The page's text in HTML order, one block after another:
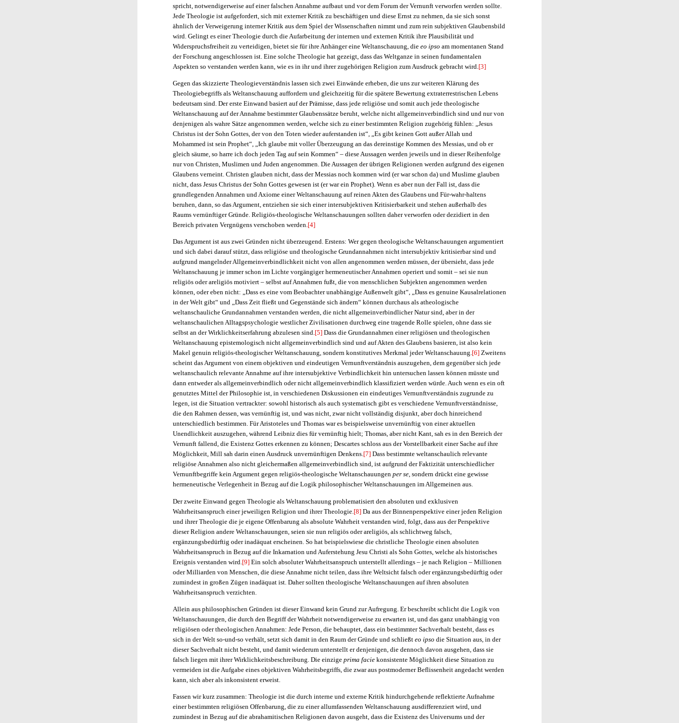
spricht, notwendigerweise auf einer falschen Annahme aufbaut und vor dem Forum der Vernunft verworfen werden sollte.
Jede Theologie ist aufgefordert, sich mit externer Kritik zu beschäftigen und diese Ernst zu nehmen, da sie sich sonst
ähnlich der Verweigerung interner Kritik aus dem Spiel der Wissenschaften nimmt und zum rein subjektiven Glaubensbild
wird. Gelingt es einer Theologie durch die Aufarbeitung der internen und externen Kritik ihre Plausibilität und
Widerspruchsfreiheit zu verteidigen, bietet sie für ihre Anhänger eine Weltanschauung, die eo ipso am momentanen Stand
der Forschung angeschlossen ist. Eine solche Theologie hat gezeigt, dass das Weltganze in seinen fundamentalen
Aspekten so verstanden werden kann, wie es in ihr und ihrer zugehörigen Religion zum Ausdruck gebracht wird. [3]
Gegen das skizzierte Theologieverständnis lassen sich zwei Einwände erheben, die uns zur weiteren Klärung des
Theologiebegriffs als Weltanschauung auffordern und gleichzeitig für die spätere Bewertung extraterrestrischen Lebens
bedeutsam sind. Der erste Einwand basiert auf der Prämisse, dass jede religiöse und somit auch jede theologische
Weltanschauung auf der Annahme bestimmter Glaubenssätze beruht, welche nicht allgemeinverbindlich sind und nur von
denjenigen als wahre Sätze angenommen werden, welche sich zu einer bestimmten Religion zugehörig fühlen: „Jesus
Christus ist der Sohn Gottes, der von den Toten wieder auferstanden ist“, „Es gibt keinen Gott außer Allah und
Mohammed ist sein Prophet“, „Ich glaube mit voller Überzeugung an das dereinstige Kommen des Messias, und ob er
gleich säume, so harre ich doch jeden Tag auf sein Kommen“ – diese Aussagen werden jeweils und in dieser Reihenfolge
nur von Christen, Muslimen und Juden angenommen. Die Aussagen der übrigen Religionen werden aufgrund des eigenen
Glaubens verneint. Christen glauben nicht, dass der Messias noch kommen wird (er war schon da) und Muslime glauben
nicht, dass Jesus Christus der Sohn Gottes gewesen ist (er war ein Prophet). Wenn es aber nun der Fall ist, dass die
grundlegenden Annahmen und Axiome einer Weltanschauung auf reinen Akten des Glaubens und Für-wahr-haltens
beruhen, dann, so das Argument, entziehen sie sich einer intersubjektiven Kritisierbarkeit und stehen außerhalb des
Raums vernünftiger Gründe. Religiös-theologische Weltanschauungen sollten daher verworfen oder dezidiert in den
Bereich privaten Vergnügens verschoben werden.[4]
Das Argument ist aus zwei Gründen nicht überzeugend. Erstens: Wer gegen theologische Weltanschauungen argumentiert
und sich dabei darauf stützt, dass religiöse und theologische Grundannahmen nicht intersubjektiv kritisierbar sind und
aufgrund mangelnder Allgemeinverbindlichkeit nicht von allen angenommen werden müssen, der übersieht, dass jede
Weltanschauung je immer schon im Lichte vorgängiger hermeneutischer Annahmen operiert und somit – sei sie nun
religiös oder areligiös motiviert – selbst auf Annahmen fußt, die von menschlichen Subjekten angenommen werden
können, oder eben nicht: „Dass es eine vom Beobachter unabhängige Außenwelt gibt“, „Dass es genuine Kausalrelationen
in der Welt gibt“ und „Dass Zeit fließt und Gegenstände sich ändern“ können durchaus als atheologische
weltanschauliche Grundannahmen verstanden werden, die nicht allgemeinverbindlicher Natur sind, aber in der
weltanschaulichen Alltagspsychologie westlicher Zivilisationen durchweg eine tragende Rolle spielen, ohne dass sie
selbst an der Wirklichkeitserfahrung abzulesen sind.[5] Dass die Grundannahmen einer religiösen und theologischen
Weltanschauung epistemologisch nicht allgemeinverbindlich sind und auf Akten des Glaubens basieren, ist also kein
Makel genuin religiös-theologischer Weltanschauung, sondern konstitutives Merkmal jeder Weltanschauung.[6] Zweitens
scheint das Argument von einem objektiven und eindeutigen Vernunftverständnis auszugehen, dem gegenüber sich jede
weltanschaulich relevante Annahme auf ihre intersubjektive Verbindlichkeit hin untersuchen lassen können müsste und
dann entweder als allgemeinverbindlich oder nicht allgemeinverbindlich klassifiziert werden würde. Auch wenn es ein oft
genutztes Mittel der Philosophie ist, in verschiedenen Diskussionen ein eindeutiges Vernunftverständnis zugrunde zu
legen, ist die Situation vertrackter: sowohl historisch als auch systematisch gibt es verschiedene Vernunftverständnisse,
die den Rahmen dessen, was vernünftig ist, und was nicht, zwar nicht vollständig disjunkt, aber doch hinreichend
unterschiedlich bestimmen. Für Aristoteles und Thomas war es beispielsweise unvernünftig von einer aktuellen
Unendlichkeit auszugehen, während Leibniz dies für vernünftig hielt; Thomas, aber nicht Kant, sah es in den Bereich der
Vernunft fallend, die Existenz Gottes erkennen zu können; Descartes schloss aus der Vorstellbarkeit einer Sache auf ihre
Möglichkeit, Mill sah darin einen Ausdruck unvernünftigen Denkens.[7] Dass bestimmte weltanschaulich relevante
religiöse Annahmen also nicht gleichermaßen allgemeinverbindlich sind, ist aufgrund der Faktizität unterschiedlicher
Vernunftbegriffe kein Argument gegen religiös-theologische Weltanschauungen per se, sondern drückt eine gewisse
hermeneutische Verlegenheit in Bezug auf die Logik philosophischer Weltanschauungen im Allgemeinen aus.
Der zweite Einwand gegen Theologie als Weltanschauung problematisiert den absoluten und exklusiven
Wahrheitsanspruch einer jeweiligen Religion und ihrer Theologie. [8] Da aus der Binnenperspektive einer jeden Religion
und ihrer Theologie die je eigene Offenbarung als absolute Wahrheit verstanden wird, folgt, dass aus der Perspektive
dieser Religion andere Weltanschauungen, seien sie nun religiös oder areligiös, als schlichtweg falsch,
ergänzungsbedürftig oder inadäquat erscheinen. So hat beispielswiese die christliche Theologie einen absoluten
Wahrheitsanspruch in Bezug auf die Inkarnation und Auferstehung Jesu Christi als Sohn Gottes, welche als historisches
Ereignis verstanden wird. [9] Ein solch absoluter Wahrheitsanspruch unterstellt allerdings – je nach Religion – Millionen
oder Milliarden von Menschen, die diese Annahme nicht teilen, dass ihre Weltsicht falsch oder ergänzungsbedürftig oder
zumindest in großen Zügen inadäquat ist. Daher sollten theologische Weltanschauungen auf ihren absoluten
Wahrheitsanspruch verzichten.
Allein aus philosophischen Gründen ist dieser Einwand kein Grund zur Aufregung. Er beschreibt schlicht die Logik von
Weltanschauungen, die durch den Begriff der Wahrheit notwendigerweise zu erwarten ist, und das ganz unabhängig von
religiösen oder theologischen Annahmen: Jede Person, die behauptet, dass ein bestimmter Sachverhalt besteht, dass es
sich in der Welt so-und-so verhält, setzt sich damit in den Raum der Gründe und schließt eo ipso die Situation aus, in der
dieser Sachverhalt nicht besteht, und damit wiederum unterstellt er denjenigen, die dennoch davon ausgehen, dass sie
falsch liegen mit ihrer Wirklichkeitsbeschreibung. Die einzige prima facie konsistente Möglichkeit diese Situation zu
vermeiden ist die Aufgabe eines objektiven Wahrheitsbegriffs, die zwar aus postmoderner Beflissenheit angedacht werden
kann, sich aber als inkonsistent erweist.
Fassen wir kurz zusammen: Theologie ist die durch interne und externe Kritik hindurchgehende reflektierte Aufnahme
einer bestimmten religiösen Offenbarung, die zu einer allumfassenden Weltanschauung ausdifferenziert wird, und
zumindest in Bezug auf die abrahamitischen Religionen davon ausgeht, dass die Existenz des Universums und der